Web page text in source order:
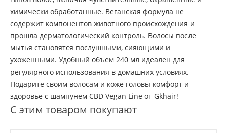
химически обработанные. Веганская формула не
содержит компонентов животного происхождения и
прошла дерматологический контроль. Волосы после
мытья становятся послушными, сияющими и
ухоженными. Удобный объем 240 мл идеален для
регулярного использования в домашних условиях.
Подарите своим волосам и коже головы комфорт и
здоровье с шампунем CBD Vegan Line от Gkhair!
С этим товаром покупают